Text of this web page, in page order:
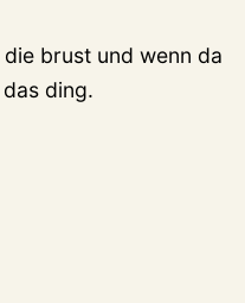
brust und wenn da
ding.